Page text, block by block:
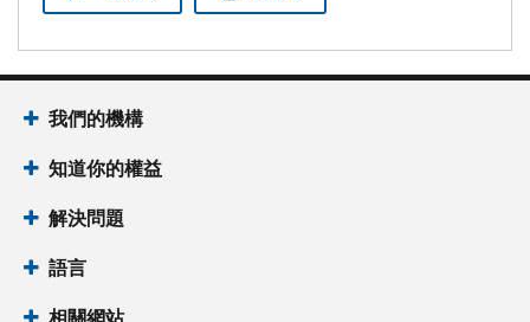
我們的機構
知道你的權益
解決問題
語言